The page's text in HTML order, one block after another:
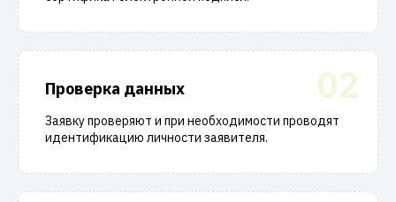
02
Проверка данных
Заявку проверяют и при необходимости проводят
идентификацию личности заявителя.